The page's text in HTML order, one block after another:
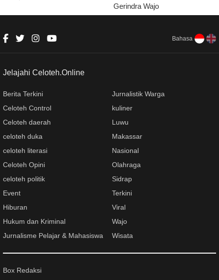
Hingga Turnamen Domino
Gerindra Wajo
Bahasa
Jelajahi Celoteh.Online
Berita Terkini
Celoteh Control
Celoteh daerah
celoteh duka
celoteh literasi
Celoteh Opini
celoteh politik
Event
Hiburan
Hukum dan Kriminal
Jurnalisme Pelajar & Mahasiswa
Jurnalistik Warga
kuliner
Luwu
Makassar
Nasional
Olahraga
Sidrap
Terkini
Viral
Wajo
Wisata
Box Redaksi